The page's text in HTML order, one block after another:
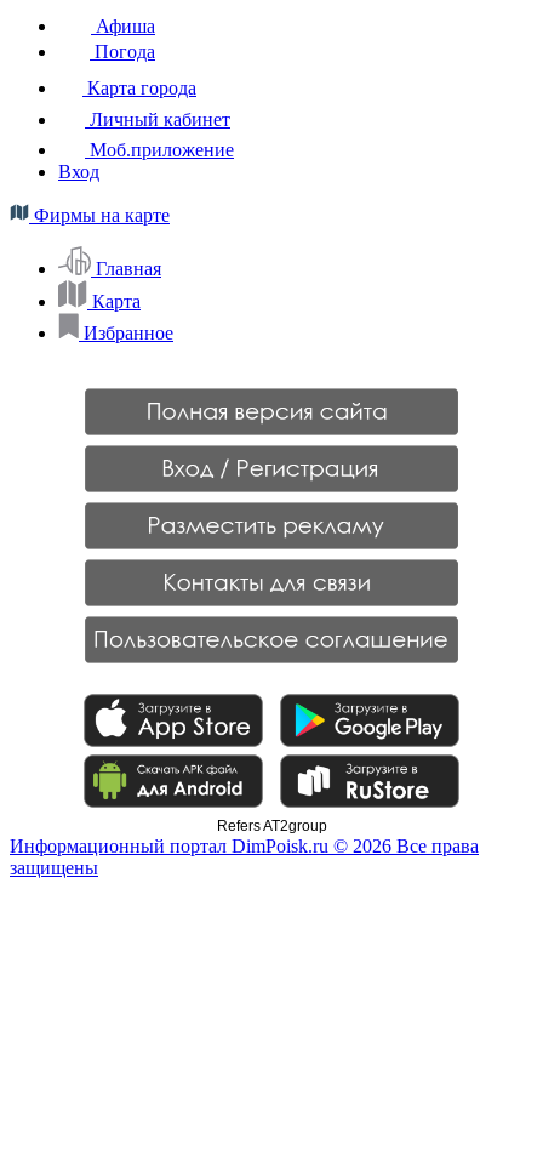
Афиша
Погода
Карта города
Личный кабинет
Моб.приложение
Вход
Фирмы на карте
Главная
Карта
Избранное
Refers AT2group
Информационный портал DimPoisk.ru © 2026 Все права
защищены